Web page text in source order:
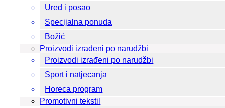
Ured i posao
Specijalna ponuda
Božić
Proizvodi izrađeni po narudžbi
Proizvodi izrađeni po narudžbi
Sport i natjecanja
Horeca program
Promotivni tekstil